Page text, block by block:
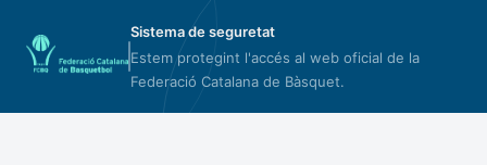
Sistema de seguretat
Estem protegint l'accés al web oficial de la
Federació Catalana de Bàsquet.